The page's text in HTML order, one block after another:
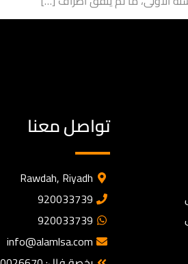
تواصل معنا
Rawdah, Riyadh
920033739
920033739
info@alamlsa.com